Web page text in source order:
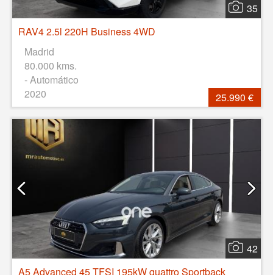
35
RAV4 2.5l 220H Business 4WD
Madrid
80.000 kms.
- Automático
2020
25.990 €
42
A5 Advanced 45 TFSI 195kW quattro Sportback